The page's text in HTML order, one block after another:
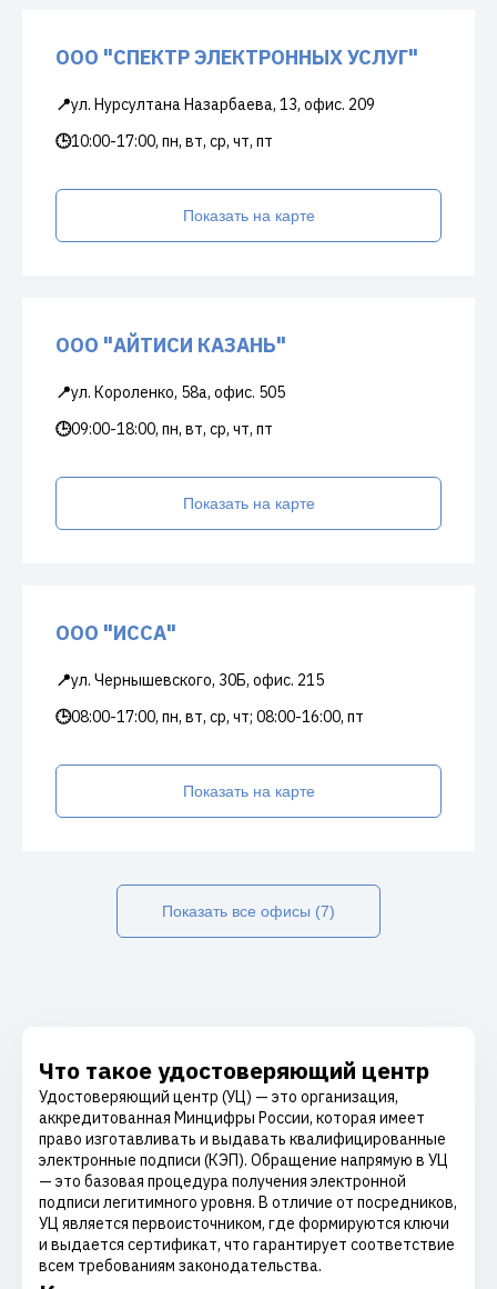
ООО "СПЕКТР ЭЛЕКТРОННЫХ УСЛУГ"
📍ул. Нурсултана Назарбаева, 13, офис. 209
🕒10:00-17:00, пн, вт, ср, чт, пт
Показать на карте
ООО "АЙТИСИ КАЗАНЬ"
📍ул. Короленко, 58а, офис. 505
🕒09:00-18:00, пн, вт, ср, чт, пт
Показать на карте
ООО "ИССА"
📍ул. Чернышевского, 30Б, офис. 215
🕒08:00-17:00, пн, вт, ср, чт; 08:00-16:00, пт
Показать на карте
Показать все офисы (7)
Что такое удостоверяющий центр
Удостоверяющий центр (УЦ) — это организация,
аккредитованная Минцифры России, которая имеет
право изготавливать и выдавать квалифицированные
электронные подписи (КЭП). Обращение напрямую в УЦ
— это базовая процедура получения электронной
подписи легитимного уровня. В отличие от посредников,
УЦ является первоисточником, где формируются ключи
и выдается сертификат, что гарантирует соответствие
всем требованиям законодательства.